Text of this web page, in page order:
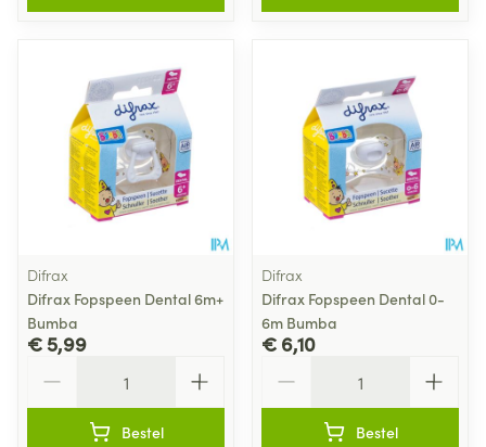
Difrax
Difrax Fopspeen Dental 6m+
Bumba
€ 5,99
Bestel
Difrax
Difrax Fopspeen Dental 0-
6m Bumba
€ 6,10
Bestel